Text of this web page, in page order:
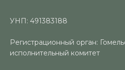
УНП: 491383188
Регистрационный орган:
исполнительный комитет